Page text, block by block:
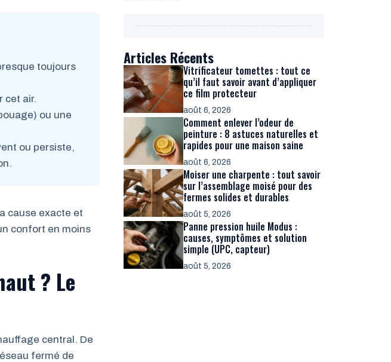
toujours
cet air.
ou une
ou persiste,
cause exacte et
confort en moins
? Le
central. De
fermé de
Articles Récents
Vitrificateur tomettes : tout ce
qu’il faut savoir avant d’appliquer
ce film protecteur
août 6, 2026
Comment enlever l’odeur de
peinture : 8 astuces naturelles et
rapides pour une maison saine
août 6, 2026
Moiser une charpente : tout savoir
sur l’assemblage moisé pour des
fermes solides et durables
août 5, 2026
Panne pression huile Modus :
causes, symptômes et solution
simple (UPC, capteur)
août 5, 2026